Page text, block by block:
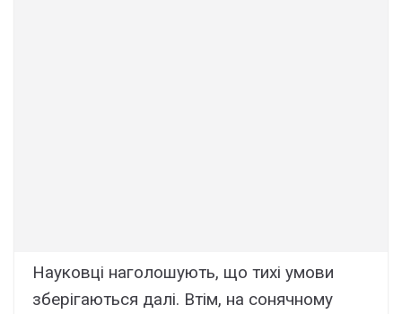
Науковці наголошують, що тихі умови
зберігаються далі. Втім, на сонячному